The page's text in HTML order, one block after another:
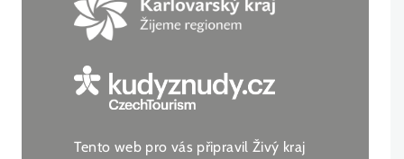
Tento web pro vás připravil Živý kraj